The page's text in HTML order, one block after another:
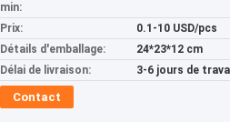
min:
Prix:
0.1-10 USD/pcs
Détails d'emballage:
24*23*12 cm
Délai de livraison:
3-6 jours de
Contact